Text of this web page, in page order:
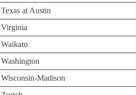
at Austin
Madison